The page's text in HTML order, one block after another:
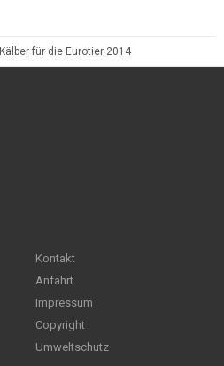
Kälber für die Eurotier 2014
Kontakt
Anfahrt
Impressum
Copyright
Umweltschutz